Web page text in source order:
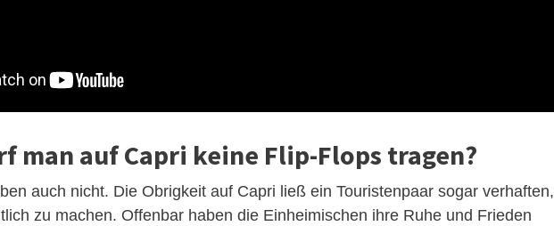
man auf Capri keine Flip-Flops tragen?
auch nicht. Die Obrigkeit auf Capri ließ ein Touristenpaar sogar verhaften,
zu machen. Offenbar haben die Einheimischen ihre Ruhe und Frieden